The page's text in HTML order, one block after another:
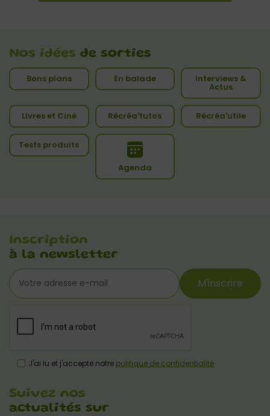
Nos idées de sorties
Bons plans En balade Interviews &
Actus
Livres et Ciné Récréa'tutos Récréa'utile
Tests produits
Agenda
Inscription
à la newsletter
M'inscrire
J'ai lu et j'accepte notre politique de confidentialité
Suivez nos
actualités sur